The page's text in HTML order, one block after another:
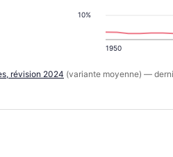
10%
1950
révision 2024 (variante moyenne) —